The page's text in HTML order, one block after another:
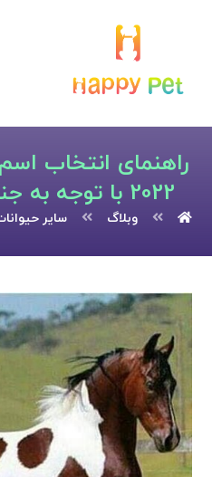
راهنمای انتخاب
2022 با توجه به جنسیت این حیوان
وبلاگ سایر